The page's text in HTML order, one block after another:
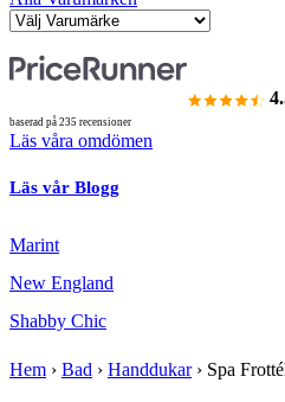
baserad på 235 recensioner
Läs våra omdömen
Läs vår Blogg
Marint
New England
Shabby Chic
Hem › Bad › Handdukar› Spa